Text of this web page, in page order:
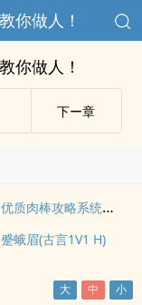
你做人！
你做人！
下ー章
优质肉棒攻略系统（np高辣文）
蹙蛾眉(古言1V1 H)